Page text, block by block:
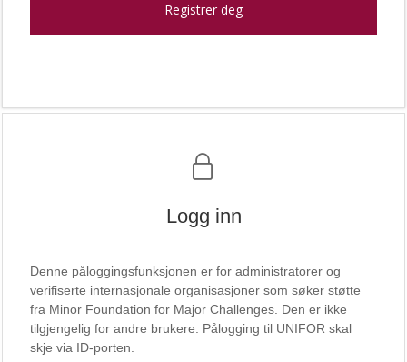
Registrer deg
Logg inn
Denne påloggingsfunksjonen er for administratorer og
verifiserte internasjonale organisasjoner som søker støtte
fra Minor Foundation for Major Challenges. Den er ikke
tilgjengelig for andre brukere. Pålogging til UNIFOR skal
skje via ID-porten.